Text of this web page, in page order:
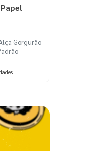
Gorgurão